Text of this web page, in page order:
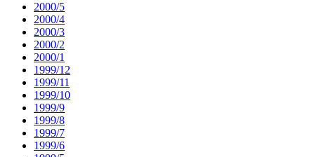
2000/5
2000/4
2000/3
2000/2
2000/1
1999/12
1999/11
1999/10
1999/9
1999/8
1999/7
1999/6